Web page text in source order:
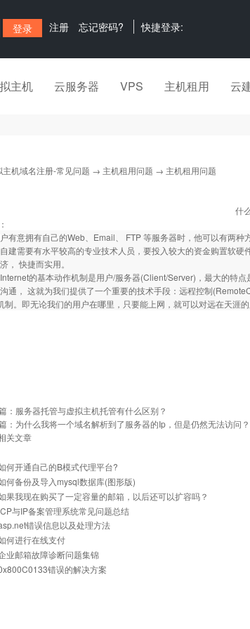
注册 忘记密码? 快捷登录:
主机 云服务器 VPS 主机租用 云
主机域名注册-常见问题 → 主机租用问题 → 主机租用问题
什
有意拥有自己的Web、Email、 FTP 等服务器时，他可以有两种
需要有水平较高的专业技术人员，要投入较大的资金购置软硬
， 快捷而实用。
的基本动作机制是用户/服务器(Client/Server)，最大的特点
通， 这就为我们提供了一个重要的技术手段：远程控制
制。即无论我们的用户在哪里，只要能上网，就可以对远在天涯
： 服务器托管与虚拟主机托管有什么区别？
： 为什么我将一个域名解析到了服务器的Ip，但是仍然无法访问？
关文章
何开通自己的B模式代理平台?
何备份及导入mysql数据库(图形版)
果我现在购买了一定容量的邮箱，以后还可以扩容吗？
与IP备案管理系统常见问题总结
错误信息以及处理方法
何进行在线支付
业邮箱故障诊断问题集锦
错误的解决方案